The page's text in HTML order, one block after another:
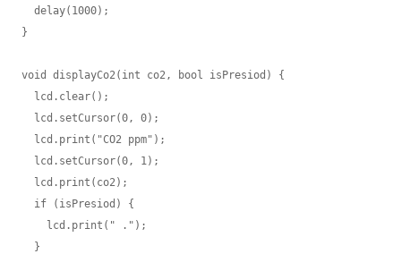
}
void displayCo2(int co2, bool isPresiod) {